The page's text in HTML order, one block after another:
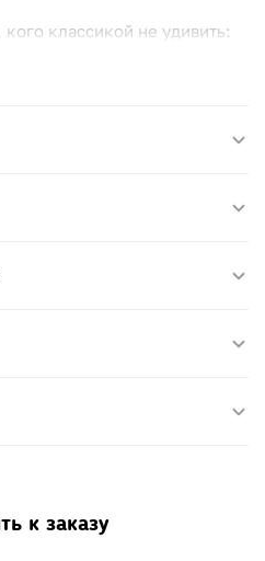
классикой не удивить:
раз в пару дней.
к заказу